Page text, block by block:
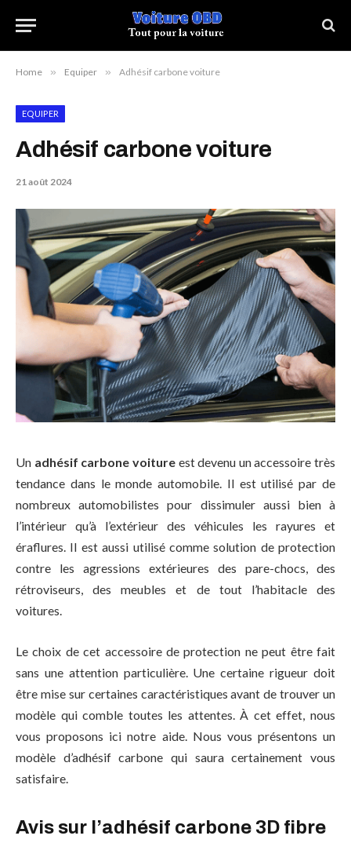
Home » Equiper » Adhésif carbone voiture
EQUIPER
Adhésif carbone voiture
21 août 2024
Un adhésif carbone voitureest devenu un accessoire très
tendance dans le monde automobile. Il est utilisé par de
nombreux automobilistes pour dissimuler aussi bien à
l’intérieur qu’à l’extérieur des véhicules les rayures et
éraflures. Il est aussi utilisé comme solution de protection
contre les agressions extérieures des pare-chocs, des
rétroviseurs, des meubles et de tout l’habitacle des
voitures.
Le choix de cet accessoire de protection ne peut être fait
sans une attention particulière. Une certaine rigueur doit
être mise sur certaines caractéristiques avant de trouver un
modèle qui comble toutes les attentes. À cet effet, nous
vous proposons ici notre aide. Nous vous présentons un
modèle d’adhésif carbone qui saura certainement vous
satisfaire.
Avis sur l’adhésif carbone 3D fibre